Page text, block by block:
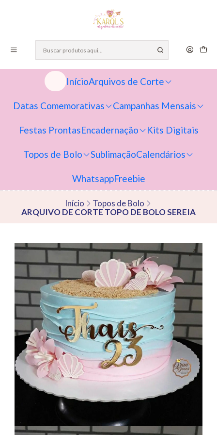
InícioArquivos de Corte
Datas Comemorativas Campanhas Mensais
Festas ProntasEncadernação Kits Digitais
Topos de Bolo SublimaçãoCalendários
WhatsappFreebie
Início
Topos de Bolo
ARQUIVO DE CORTE TOPO DE BOLO SEREIA